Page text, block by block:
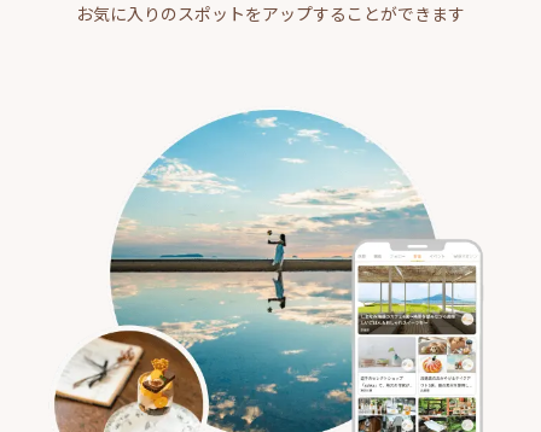
お気に入りのスポットをアップすることができます